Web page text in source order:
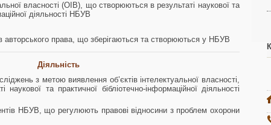
власності (ОІВ), що створюються в результаті наукової та
діяльності НБУВ
авторського права, що зберігаються та створюються у НБУВ
Діяльність
з метою виявлення об’єктів інтелектуальної власності,
та практичної бібліотечно-інформаційної діяльності
НБУВ, що регулюють правові відносини з проблем охорони